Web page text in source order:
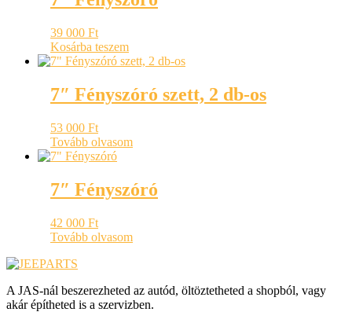
39 000 Ft
Kosárba teszem
7″ Fényszóró szett, 2 db-os
53 000 Ft
Tovább olvasom
7″ Fényszóró
42 000 Ft
Tovább olvasom
A JAS-nál beszerezheted az autód, öltöztetheted a shopból, vagy
akár építheted is a szervizben.